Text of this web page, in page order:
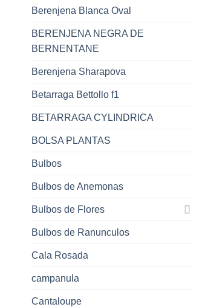
Berenjena Blanca Oval
BERENJENA NEGRA DE
BERNENTANE
Berenjena Sharapova
Betarraga Bettollo f1
BETARRAGA CYLINDRICA
BOLSA PLANTAS
Bulbos
Bulbos de Anemonas
Bulbos de Flores
Bulbos de Ranunculos
Cala Rosada
campanula
Cantaloupe